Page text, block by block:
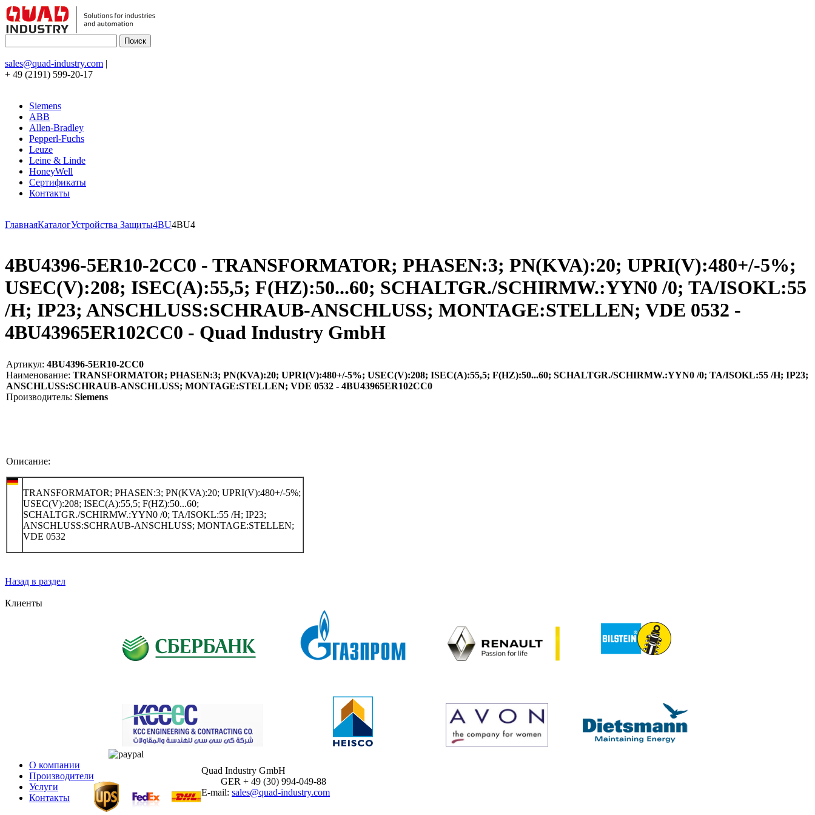
sales@quad-industry.com |
+ 49 (2191) 599-20-17
Siemens
ABB
Allen-Bradley
Pepperl-Fuchs
Leuze
Leine & Linde
HoneyWell
Сертификаты
Контакты
ГлавнаяКаталогУстройства Защиты4BU4BU4
4BU4396-5ER10-2CC0 - TRANSFORMATOR; PHASEN:3; PN(KVA):20; UPRI(V):480+/-5%;
USEC(V):208; ISEC(A):55,5; F(HZ):50...60; SCHALTGR./SCHIRMW.:YYN0 /0; TA/ISOKL:55
/H; IP23; ANSCHLUSS:SCHRAUB-ANSCHLUSS; MONTAGE:STELLEN; VDE 0532 -
4BU43965ER102CC0 - Quad Industry GmbH
Артикул: 4BU4396-5ER10-2CC0
Наименование: TRANSFORMATOR; PHASEN:3; PN(KVA):20; UPRI(V):480+/-5%; USEC(V):208; ISEC(A):55,5; F(HZ):50...60; SCHALTGR./SCHIRMW.:YYN0 /0; TA/ISOKL:55 /H; IP23;
ANSCHLUSS:SCHRAUB-ANSCHLUSS; MONTAGE:STELLEN; VDE 0532 - 4BU43965ER102CC0
Производитель: Siemens
Описание:
TRANSFORMATOR; PHASEN:3; PN(KVA):20; UPRI(V):480+/-5%;
USEC(V):208; ISEC(A):55,5; F(HZ):50...60;
SCHALTGR./SCHIRMW.:YYN0 /0; TA/ISOKL:55 /H; IP23;
ANSCHLUSS:SCHRAUB-ANSCHLUSS; MONTAGE:STELLEN;
VDE 0532
Назад в раздел
Клиенты
О компании
Производители
Услуги
Контакты
Quad Industry GmbH
GER + 49 (30) 994-049-88
E-mail: sales@quad-industry.com